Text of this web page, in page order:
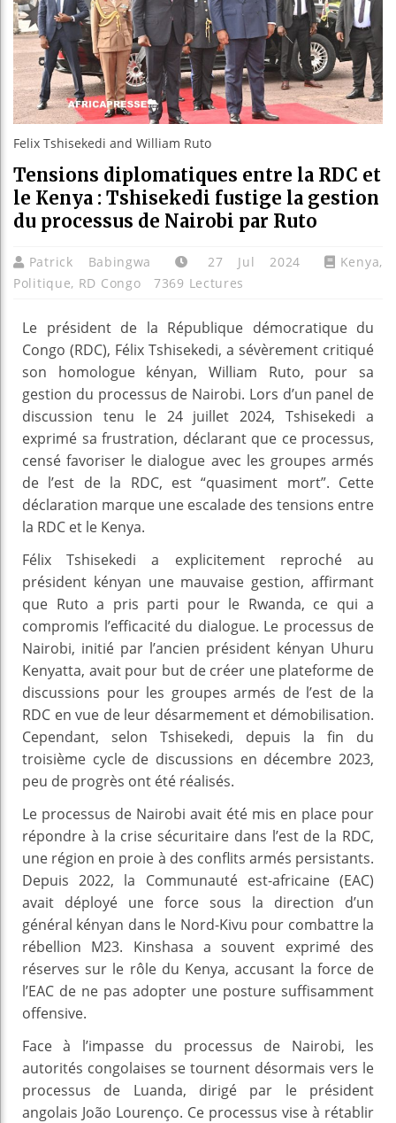
Bénin :
Felix Tshisekedi and William Ruto
Tensions diplomatiques entre la RDC et
le Kenya : Tshisekedi fustige la gestion
du processus de Nairobi par Ruto
Patrick Babingwa 27 Jul 2024 Kenya,
Politique, RD Congo 7369 Lectures
Le président de la République démocratique du
Congo (RDC), Félix Tshisekedi, a sévèrement critiqué
son homologue kényan, William Ruto, pour sa
gestion du processus de Nairobi. Lors d’un panel de
discussion tenu le 24 juillet 2024, Tshisekedi a
exprimé sa frustration, déclarant que ce processus,
censé favoriser le dialogue avec les groupes armés
de l’est de la RDC, est “quasiment mort”. Cette
déclaration marque une escalade des tensions entre
la RDC et le Kenya.
Félix Tshisekedi a explicitement reproché au
président kényan une mauvaise gestion, affirmant
que Ruto a pris parti pour le Rwanda, ce qui a
compromis l’efficacité du dialogue. Le processus de
Nairobi, initié par l’ancien président kényan Uhuru
Kenyatta, avait pour but de créer une plateforme de
discussions pour les groupes armés de l’est de la
RDC en vue de leur désarmement et démobilisation.
Cependant, selon Tshisekedi, depuis la fin du
troisième cycle de discussions en décembre 2023,
peu de progrès ont été réalisés.
Le processus de Nairobi avait été mis en place pour
répondre à la crise sécuritaire dans l’est de la RDC,
une région en proie à des conflits armés persistants.
Depuis 2022, la Communauté est-africaine (EAC)
avait déployé une force sous la direction d’un
général kényan dans le Nord-Kivu pour combattre la
rébellion M23. Kinshasa a souvent exprimé des
réserves sur le rôle du Kenya, accusant la force de
l’EAC de ne pas adopter une posture suffisamment
offensive.
Face à l’impasse du processus de Nairobi, les
autorités congolaises se tournent désormais vers le
processus de Luanda, dirigé par le président
angolais João Lourenço. Ce processus vise à rétablir